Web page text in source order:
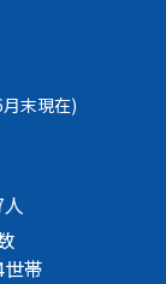
月末現在)
世帯